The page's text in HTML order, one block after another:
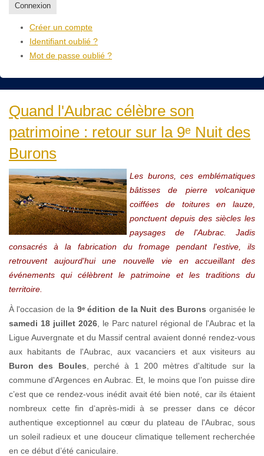
Connexion
Créer un compte
Identifiant oublié ?
Mot de passe oublié ?
Quand l'Aubrac célèbre son
patrimoine : retour sur la 9ᵉ Nuit des
Burons
Les burons, ces emblématiques
bâtisses de pierre volcanique
coiffées de toitures en lauze,
ponctuent depuis des siècles les
paysages de l'Aubrac. Jadis
consacrés à la fabrication du fromage pendant l'estive, ils
retrouvent aujourd'hui une nouvelle vie en accueillant des
événements qui célèbrent le patrimoine et les traditions du
territoire.
À l'occasion de la 9ᵉ édition de la Nuit des Burons organisée le
samedi 18 juillet 2026, le Parc naturel régional de l'Aubrac et la
Ligue Auvergnate et du Massif central avaient donné rendez-vous
aux habitants de l'Aubrac, aux vacanciers et aux visiteurs au
Buron des Boules , perché à 1 200 mètres d'altitude sur la
commune d'Argences en Aubrac. Et, le moins que l’on puisse dire
c’est que ce rendez-vous inédit avait été bien noté, car ils étaient
nombreux cette fin d‘après-midi à se presser dans ce décor
authentique exceptionnel au cœur du plateau de l'Aubrac, sous
un soleil radieux et une douceur climatique tellement recherchée
en ce début d’été caniculaire.